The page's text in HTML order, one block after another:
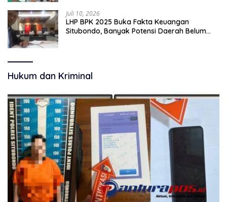
Juli 10, 2026
LHP BPK 2025 Buka Fakta Keuangan
Situbondo, Banyak Potensi Daerah Belum
Hukum dan Kriminal